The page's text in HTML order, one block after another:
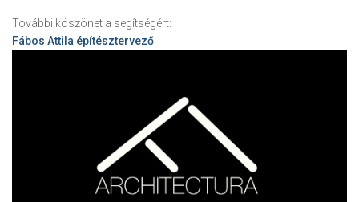
További köszönet a segítségért:
Fábos Attila építésztervező